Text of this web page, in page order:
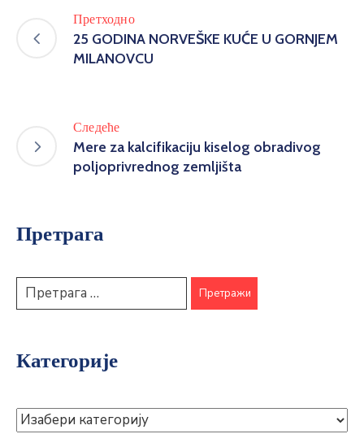
Претходно
25 GODINA NORVEŠKE KUĆE U GORNJEM
MILANOVCU
Следеће
Mere za kalcifikaciju kiselog obradivog
poljoprivrednog zemljišta
Претрага
Категорије